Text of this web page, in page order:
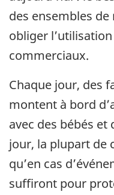
des ensembles de
obliger
commerciaux.
Chaque jour, des
montent à bord
avec des bébés et
jour, la plupart de
qu’en cas
suffiront pour